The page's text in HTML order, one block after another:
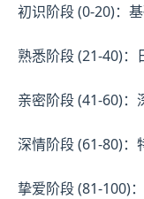
初识阶段 (0-20)：
熟悉阶段 (21-40)：
亲密阶段 (41-60)：
深情阶段 (61-80)：
挚爱阶段 (81-100)